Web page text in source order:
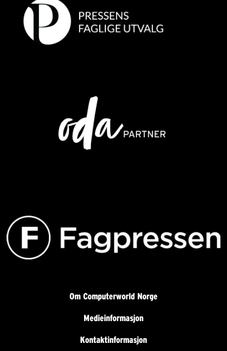
Om Computerworld Norge
Medieinformasjon
Kontaktinformasjon